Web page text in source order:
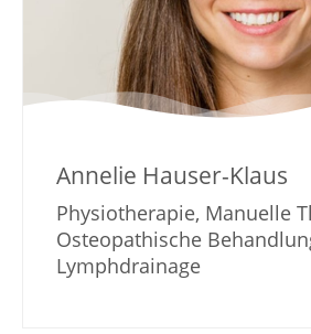
Annelie Hauser-Klaus
Physiotherapie, Manuelle
Osteopathische
Lymphdrainage